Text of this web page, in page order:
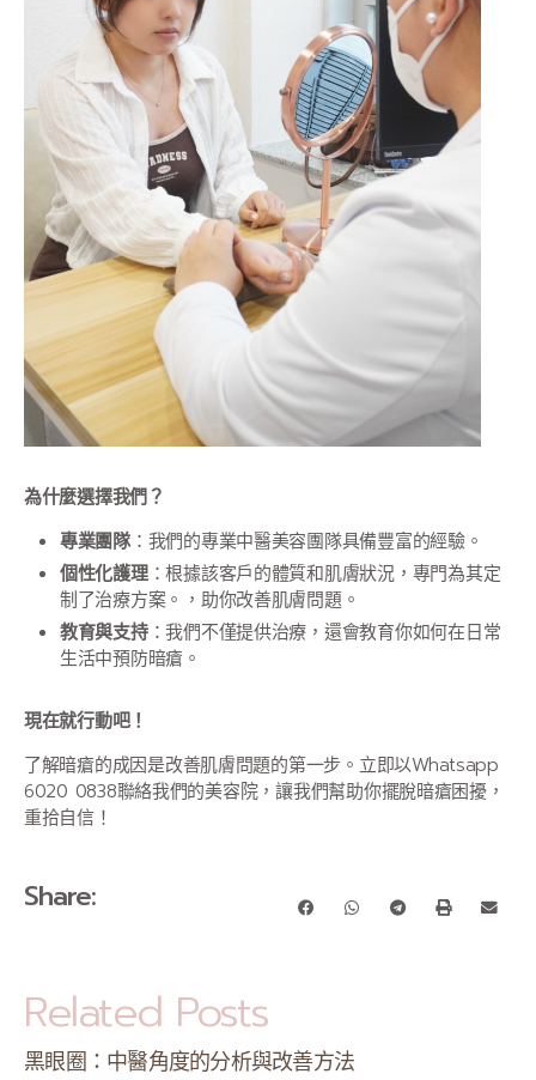
為什麼選擇我們？
專業團隊：我們的專業中醫美容團隊具備豐富的經驗。
個性化護理：根據該客戶的體質和肌膚狀況，專門為其定
制了治療方案。，助你改善肌膚問題。
教育與支持：我們不僅提供治療，還會教育你如何在日常
生活中預防暗瘡。
現在就行動吧！
了解暗瘡的成因是改善肌膚問題的第一步。立即以Whatsapp
6020 0838聯絡我們的美容院，讓我們幫助你擺脫暗瘡困擾，
重拾自信！
Share:
Related Posts
黑眼圈：中醫角度的分析與改善方法